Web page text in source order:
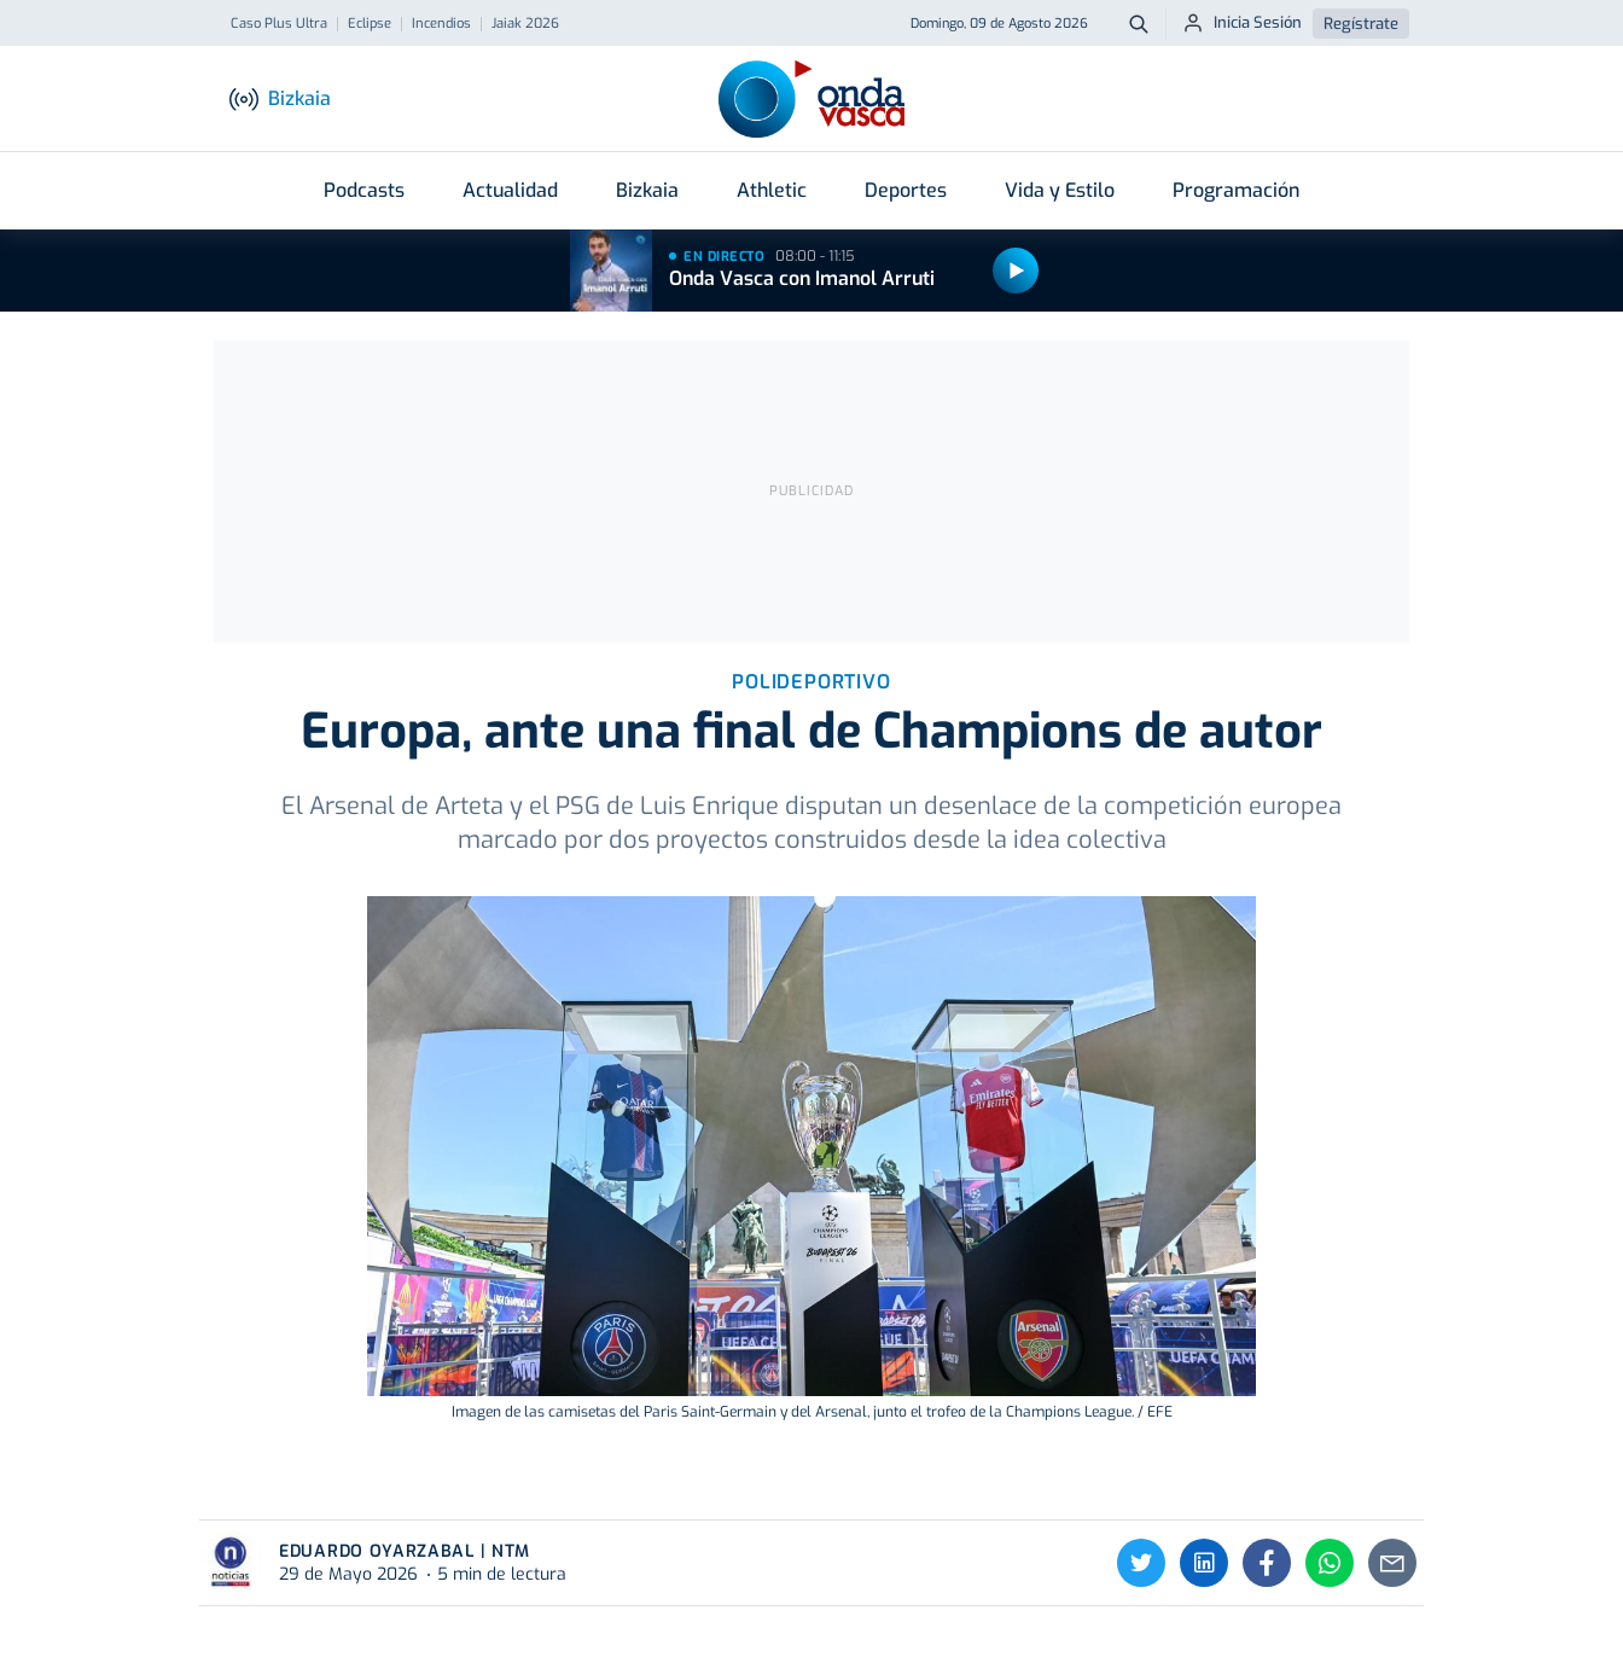
Caso Plus Ultra Eclipse Incendios Jaiak 2026 Domingo, 09 de Agosto 2026 Buscar
Inicia Sesión Regístrate
Bizkaia
Podcasts Actualidad Bizkaia Athletic Deportes Vida y Estilo Programación
EN DIRECTO 08:00 - 11:15
Onda Vasca con Imanol Arruti
POLIDEPORTIVO
Europa, ante una final de Champions de autor
El Arsenal de Arteta y el PSG de Luis Enrique disputan un desenlace de la competición europea
marcado por dos proyectos construidos desde la idea colectiva
Imagen de las camisetas del Paris Saint-Germain y del Arsenal, junto el trofeo de la Champions League. / EFE
EDUARDO OYARZABAL | NTM
29 de Mayo 2026
5 min de lectura